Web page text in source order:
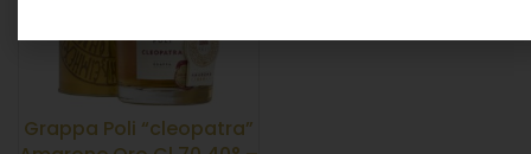
Grappa Poli “cleopatra”